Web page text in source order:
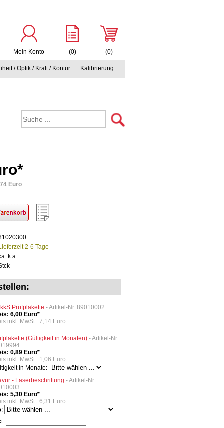
Mein Konto (0) (0)
/ Optik / Kraft / Kontur Kalibrierung
Euro
2-6 Tage
k.a.
Prüfplakette - Artikel-Nr. 89010002
6,00 Euro*
inkl. MwSt.: 7,14 Euro
(Gültigkeit in Monaten) - Artikel-Nr.
0,89 Euro*
inkl. MwSt.: 1,06 Euro
in Monate:
- Laserbeschriftung - Artikel-Nr.
5,30 Euro*
inkl. MwSt.: 6,31 Euro